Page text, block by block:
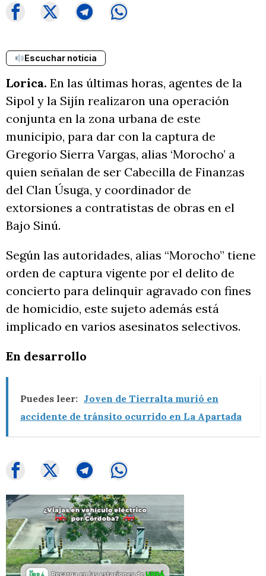
Escuchar noticia
Lorica. En las últimas horas, agentes de la
Sipol y la Sijín realizaron una operación
conjunta en la zona urbana de este
municipio, para dar con la captura de
Gregorio Sierra Vargas, alias ‘Morocho’ a
quien señalan de ser Cabecilla de Finanzas
del Clan Úsuga, y coordinador de
extorsiones a contratistas de obras en el
Bajo Sinú.
Según las autoridades, alias “Morocho” tiene
orden de captura vigente por el delito de
concierto para delinquir agravado con fines
de homicidio, este sujeto además está
implicado en varios asesinatos selectivos.
En desarrollo
Puedes leer: Joven de Tierralta murió en
accidente de tránsito ocurrido en La Apartada